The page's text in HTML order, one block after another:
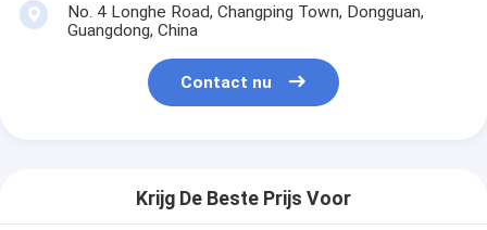
No. 4 Longhe Road, Changping Town, Dongguan,
Guangdong, China
Contact nu
Krijg De Beste Prijs Voor